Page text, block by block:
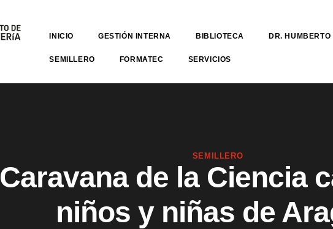
INICIO GESTIÓN INTERNA BIBLIOTECA DR.
SEMILLERO FORMATEC SERVICIOS
SEMILLERO
Caravana de la Ciencia
niños y niñas de